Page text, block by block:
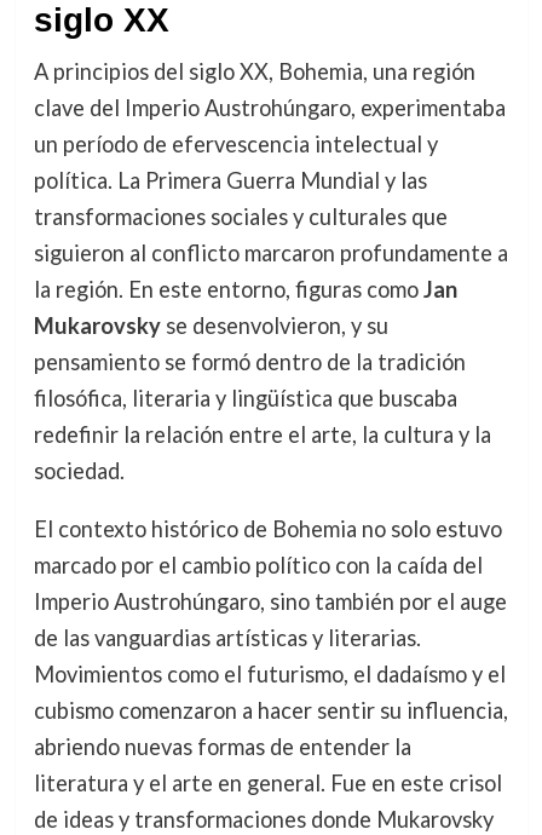
siglo XX
A principios del siglo XX, Bohemia, una región
clave del Imperio Austrohúngaro, experimentaba
un período de efervescencia intelectual y
política. La Primera Guerra Mundial y las
transformaciones sociales y culturales que
siguieron al conflicto marcaron profundamente a
la región. En este entorno, figuras comoJan
Mukarovskyse desenvolvieron, y su
pensamiento se formó dentro de la tradición
filosófica, literaria y lingüística que buscaba
redefinir la relación entre el arte, la cultura y la
sociedad.
El contexto histórico de Bohemia no solo estuvo
marcado por el cambio político con la caída del
Imperio Austrohúngaro, sino también por el auge
de las vanguardias artísticas y literarias.
Movimientos como el futurismo, el dadaísmo y el
cubismo comenzaron a hacer sentir su influencia,
abriendo nuevas formas de entender la
literatura y el arte en general. Fue en este crisol
de ideas y transformaciones donde Mukarovsky